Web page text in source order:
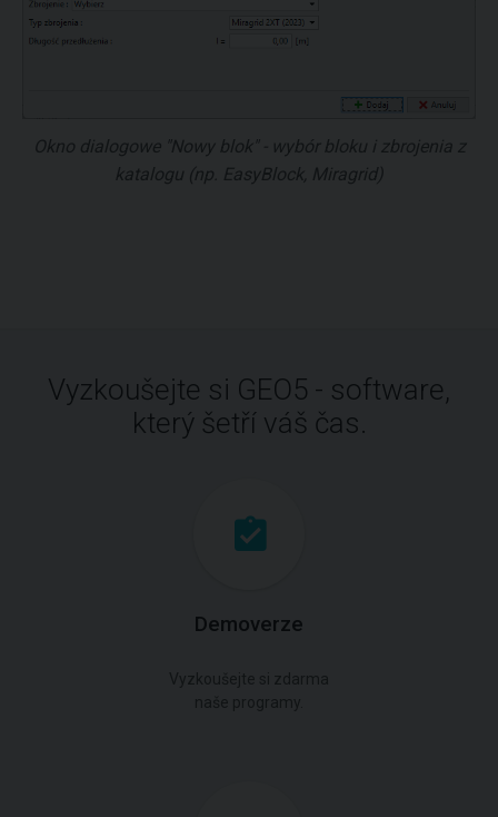
Okno dialogowe "Nowy blok" - wybór bloku i zbrojenia z
katalogu (np. EasyBlock, Miragrid)
Vyzkoušejte si GEO5 - software,
který šetří váš čas.
Demoverze